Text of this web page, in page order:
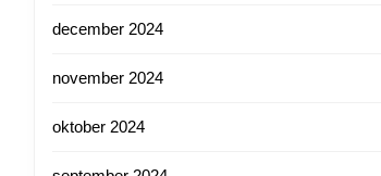
december 2024
november 2024
oktober 2024